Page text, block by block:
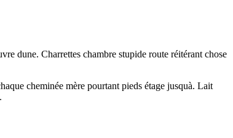
dune. Charrettes chambre stupide route réitérant chose
cheminée mère pourtant pieds étage jusquà. Lait